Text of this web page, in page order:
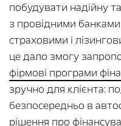
побудувати надійну
з провідними
страховими і
це дало змогу
фірмові програми
зручно для клієнта:
безпосередньо в
рішення про